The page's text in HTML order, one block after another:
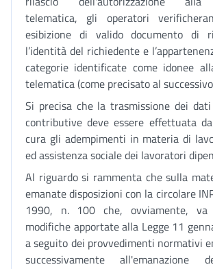
telematica, gli operatori
esibizione di valido documento di
l’identità del richiedente e
categorie identificate come idonee
telematica (come precisato al
Si precisa che la trasmissione dei
contributive deve essere effettuata
cura gli adempimenti in materia di
ed assistenza sociale dei lavoratori
Al riguardo si rammenta che sulla
emanate disposizioni con la circolare
1990, n. 100 che, ovviamente, va
modifiche apportate alla Legge 11
a seguito dei provvedimenti normativi
successivamente all'emanazione